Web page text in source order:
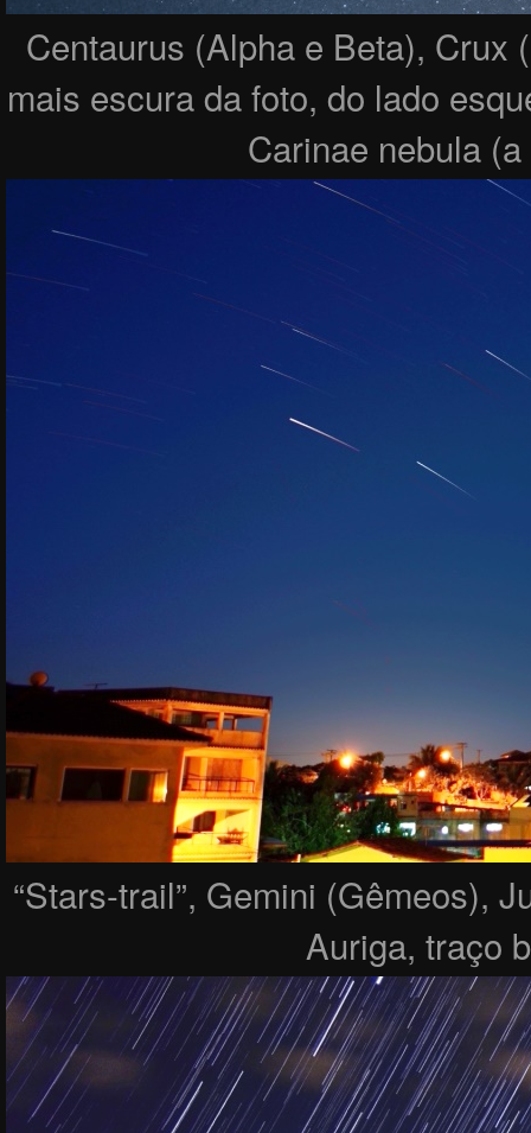
Centaurus (Alpha e Beta), Crux
mais escura da foto, do lado
Carinae nebula
“Stars-trail”, Gemini (Gêmeos),
Auriga, traço